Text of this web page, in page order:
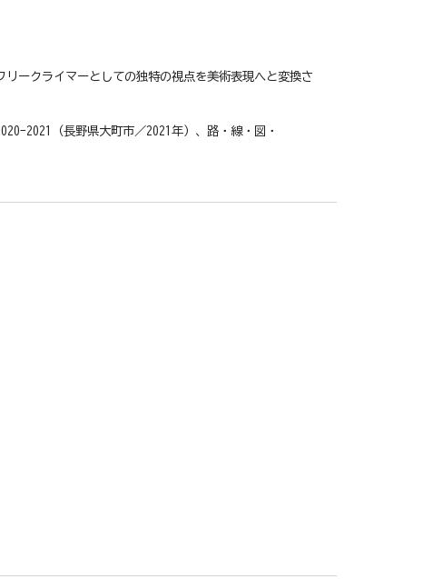
ークライマーとしての独特の視点を美術表現へと変換さ
2021（長野県大町市／2021年）、路・線・図・